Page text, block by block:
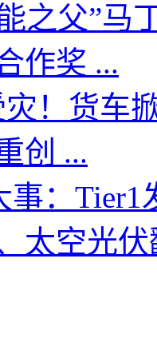
之父”马
作奖 ...
灾！货车
创 ...
事：
太空光